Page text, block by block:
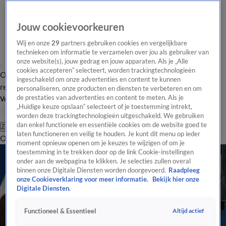
Overzicht Laatste nieuws Regionieuws Het beste van Hart
Tip de
redactie
Volg Hart van Nederland
Zoeken
OverzichtRegioUitzendingenWeerTip de redactiePanelVideo's
Jouw cookievoorkeuren
Wij en onze29 partners gebruiken cookies en vergelijkbare
technieken om informatie te verzamelen over jou als gebruiker van
onze website(s), jouw gedrag en jouw apparaten. Als je „Alle
cookies accepteren” selecteert, worden trackingtechnologieën
ingeschakeld om onze advertenties en content te kunnen
personaliseren, onze producten en diensten te verbeteren en om
de prestaties van advertenties en content te meten. Als je
„Huidige keuze opslaan” selecteert of je toestemming intrekt,
worden deze trackingtechnologieën uitgeschakeld. We gebruiken
dan enkel functionele en essentiële cookies om de website goed te
laten functioneren en veilig te houden. Je kunt dit menu op ieder
moment opnieuw openen om je keuzes te wijzigen of om je
toestemming in te trekken door op de link Cookie-instellingen
onder aan de webpagina te klikken. Je selecties zullen overal
binnen onze Digitale Diensten worden doorgevoerd. Raadpleeg
onze Cookieverklaring voor meer informatie.
Bekijk hier onze
Digitale Diensten.
Functioneel & Essentieel Altijd actief